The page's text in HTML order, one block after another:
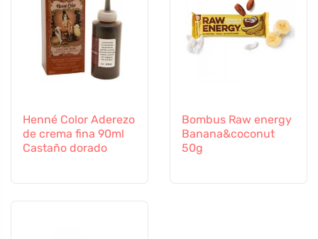
Henné Color Aderezo
de crema fina 90ml
Castaño dorado
Bombus Raw energy
Banana&coconut
50g